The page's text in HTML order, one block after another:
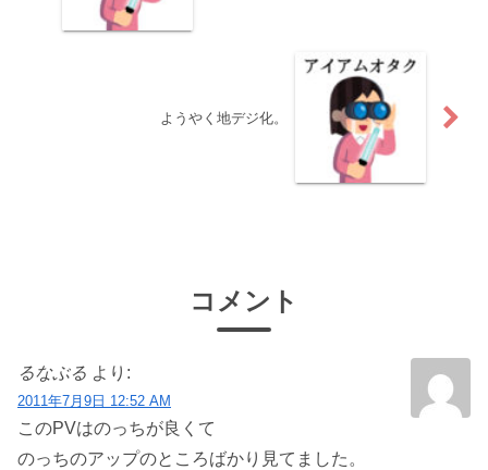
ようやく地デジ化。
コメント
るなぶる より:
2011年7月9日 12:52 AM
このPVはのっちが良くて
のっちのアップのところばかり見てました。